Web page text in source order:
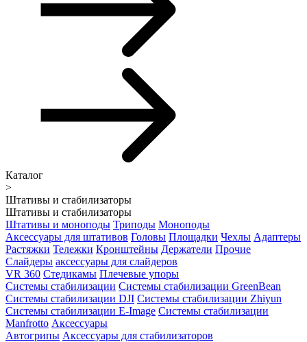
Каталог
>
Штативы и стабилизаторы
Штативы и стабилизаторы
Штативы и моноподы Триподы Моноподы
Аксессуары для штативов Головы Площадки Чехлы Адаптеры
Растяжки Тележки Кронштейны Держатели Прочие
Слайдеры аксессуары для слайдеров
VR 360 Стедикамы Плечевые упоры
Системы стабилизации Системы стабилизации GreenBean
Системы стабилизации DJI Системы стабилизации Zhiyun
Системы стабилизации E-Image Системы стабилизации
Manfrotto Аксессуары
Автогрипы Аксессуары для стабилизаторов